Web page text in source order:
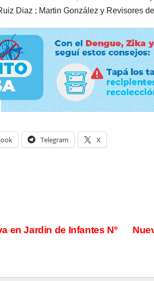
Diaz ; Martin González y Revisores
Telegram X
en Jardin de Infantes Nº